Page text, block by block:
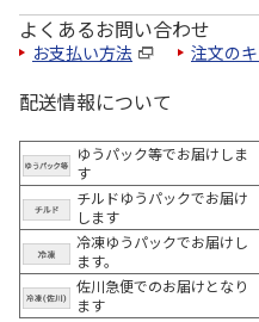
よくあるお問い合わせ
お支払い方法 注文の
配送情報について
ゆうパック等でお届けしま
す
チルドゆうパックでお届け
します
冷凍ゆうパックでお届けし
ます。
佐川急便でのお届けとなり
ます